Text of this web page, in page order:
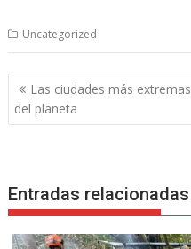
Uncategorized
Navegación
de
entradas
Las ciudades más extremas
del planeta
Entradas relacionadas